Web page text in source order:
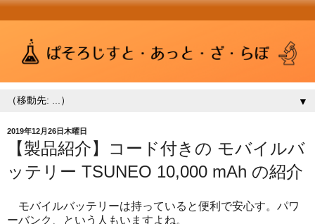
▼
2019年12月26日木曜日
【製品紹介】コード付きの モバイルバ
ッテリー TSUNEO 10,000 mAh の紹介
モバイルバッテリーは持っていると便利で安心す。パワ
ーバンク、という人もいますよね。